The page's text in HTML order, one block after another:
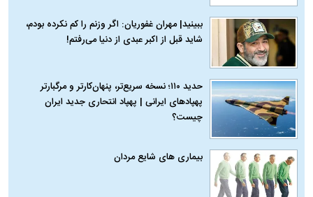
ببینید| مهران غفوریان: اگر وزنم را کم نکرده بودم،
شاید قبل از اکبر عبدی از دنیا می‌رفتم!
حدید ۱۱۰؛ نسخه سریع‌تر، پنهان‌کارتر و مرگبارتر
پهپادهای ایرانی | پهپاد انتحاری جدید ایران
چیست؟
بیماری‌ های شایع مردان